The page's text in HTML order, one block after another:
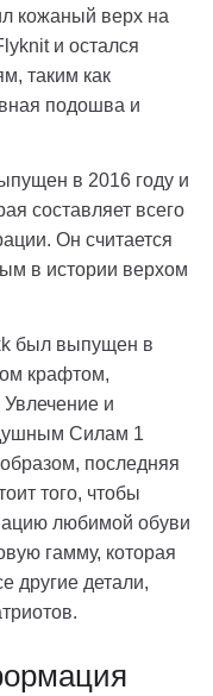
кожаный верх на
и остался
таким как
подошва и
в 2016 году и
составляет всего
Он считается
в истории верхом
был выпущен в
крафтом,
и
Силам 1
последняя
того, чтобы
любимой обуви
гамму, которая
другие детали,